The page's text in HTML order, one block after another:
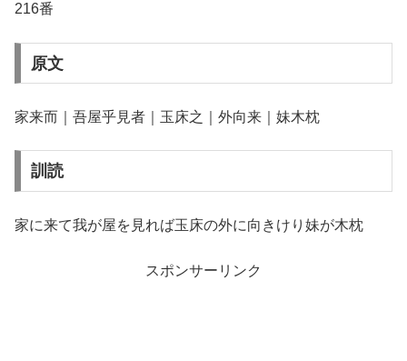
216番
原文
家来而｜吾屋乎見者｜玉床之｜外向来｜妹木枕
訓読
家に来て我が屋を見れば玉床の外に向きけり妹が木枕
スポンサーリンク